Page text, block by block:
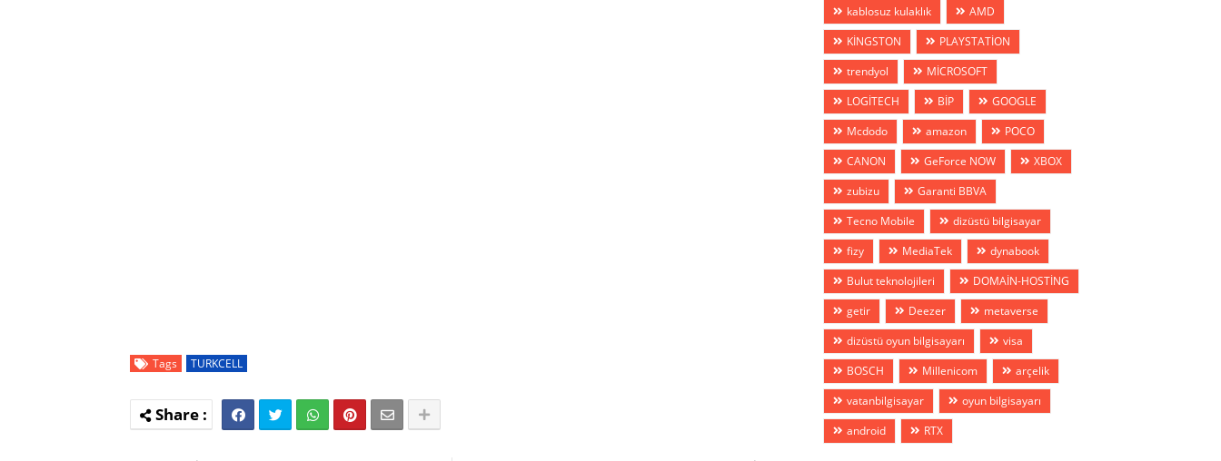
Tags TURKCELL
kablosuz kulaklık
AMD
KİNGSTON
PLAYSTATİON
trendyol
MİCROSOFT
LOGİTECH
BİP
GOOGLE
Mcdodo
amazon
POCO
CANON
GeForce NOW
XBOX
zubizu
Garanti BBVA
Tecno Mobile
dizüstü bilgisayar
fizy
MediaTek
dynabook
Bulut teknolojileri
DOMAİN-HOSTİNG
getir
Deezer
metaverse
dizüstü oyun bilgisayarı
visa
BOSCH
Millenicom
arçelik
vatanbilgisayar
oyun bilgisayarı
android
RTX